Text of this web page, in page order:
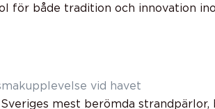
för både tradition och innovation
vid havet
mest berömda strandpärlor,